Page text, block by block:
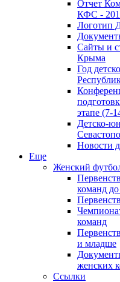
Отчет
КФС -
Сайты и
Крыма
Год
этапе (7-
Детско-
Новости
Еще
Женский
команд
команд
и младше
женских
Ссылки